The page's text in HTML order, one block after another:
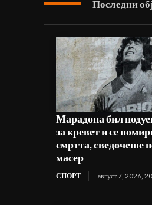
Последни
Марадона бил
за кревет и се
смртта, сведочеше
масер
СПОРТ август 7, 2026,